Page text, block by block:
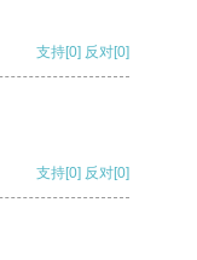
支持[0] 反对[0]
支持[0] 反对[0]